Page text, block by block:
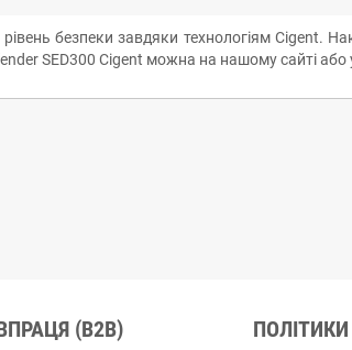
безпеки завдяки технологіям Cigent.
SED300 Cigent можна на нашому сайті або
(B2B) ПОЛІТИКИ